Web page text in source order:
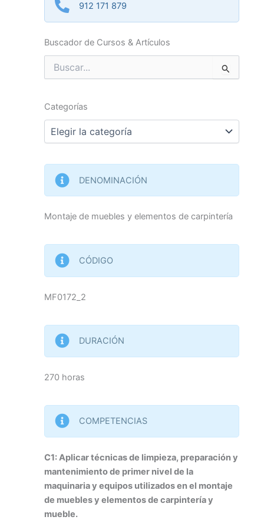
912 171 879
Buscador de Cursos & Artículos
Buscar
por:
Categorías
Categorías
DENOMINACIÓN
Montaje de muebles y elementos de carpintería
CÓDIGO
MF0172_2
DURACIÓN
270 horas
COMPETENCIAS
C1: Aplicar técnicas de limpieza, preparación y
mantenimiento de primer nivel de la
maquinaria y equipos utilizados en el montaje
de muebles y elementos de carpintería y
mueble.